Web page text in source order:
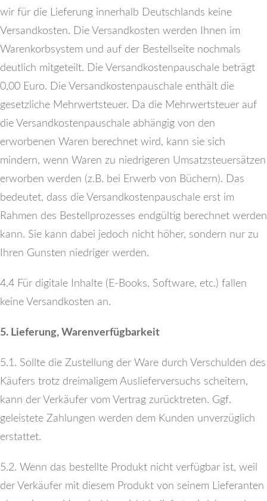
wir für die Lieferung innerhalb Deutschlands keine
Versandkosten. Die Versandkosten werden Ihnen im
Warenkorbsystem und auf der Bestellseite nochmals
deutlich mitgeteilt. Die Versandkostenpauschale beträgt
0,00 Euro. Die Versandkostenpauschale enthält die
gesetzliche Mehrwertsteuer. Da die Mehrwertsteuer auf
die Versandkostenpauschale abhängig von den
erworbenen Waren berechnet wird, kann sie sich
mindern, wenn Waren zu niedrigeren Umsatzsteuersätzen
erworben werden (z.B. bei Erwerb von Büchern). Das
bedeutet, dass die Versandkostenpauschale erst im
Rahmen des Bestellprozesses endgültig berechnet werden
kann. Sie kann dabei jedoch nicht höher, sondern nur zu
Ihren Gunsten niedriger werden.
4.4 Für digitale Inhalte (E-Books, Software, etc.) fallen
keine Versandkosten an.
5. Lieferung, Warenverfügbarkeit
5.1. Sollte die Zustellung der Ware durch Verschulden des
Käufers trotz dreimaligem Auslieferversuchs scheitern,
kann der Verkäufer vom Vertrag zurücktreten. Ggf.
geleistete Zahlungen werden dem Kunden unverzüglich
erstattet.
5.2. Wenn das bestellte Produkt nicht verfügbar ist, weil
der Verkäufer mit diesem Produkt von seinem Lieferanten